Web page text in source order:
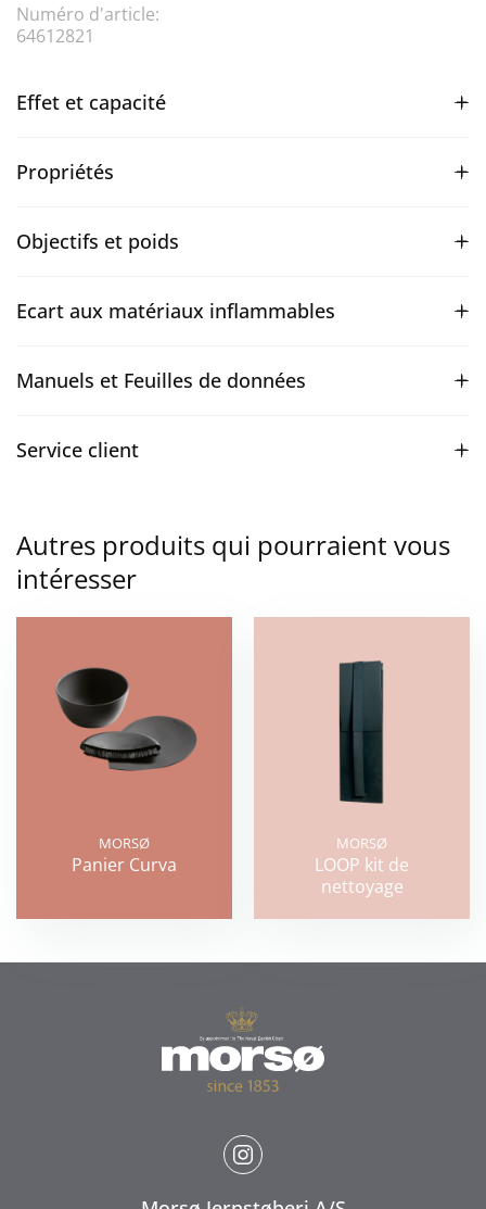
Numéro d'article:
64612821
Effet et capacité
Propriétés
Objectifs et poids
Ecart aux matériaux inflammables
Manuels et Feuilles de données
Service client
Autres produits qui pourraient vous
intéresser
MORSØ
Panier Curva
MORSØ
LOOP kit de
nettoyage